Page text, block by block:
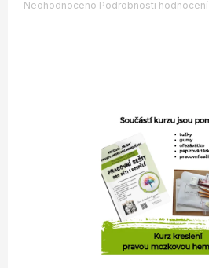
Průměrné
Neohodnoceno Podrobnosti hodnocení